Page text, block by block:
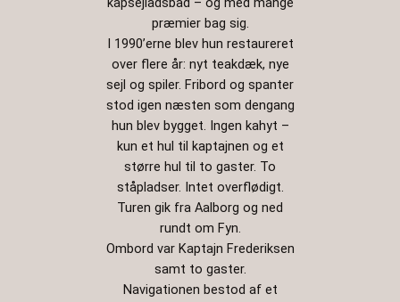
kapsejladsbåd – og med mange
præmier bag sig.
I 1990’erne blev hun restaureret
over flere år: nyt teakdæk, nye
sejl og spiler. Fribord og spanter
stod igen næsten som dengang
hun blev bygget. Ingen kahyt –
kun et hul til kaptajnen og et
større hul til to gaster. To
ståpladser. Intet overflødigt.
Turen gik fra Aalborg og ned
rundt om Fyn.
Ombord var Kaptajn Frederiksen
samt to gaster.
Navigationen bestod af et